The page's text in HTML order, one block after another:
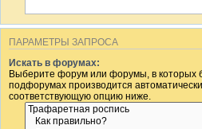
ПАРАМЕТРЫ ЗАПРОСА
Искать в форумах:
Выберите форум или форумы, в которых
подфорумах производится
соответствующую опцию ниже.